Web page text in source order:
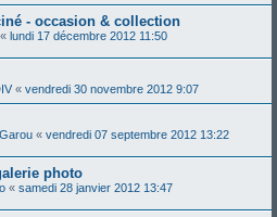
- occasion & collection
« lundi 17 décembre 2012 11:50
« vendredi 30 novembre 2012 9:07
Garou « vendredi 07 septembre 2012 13:22
photo
« samedi 28 janvier 2012 13:47